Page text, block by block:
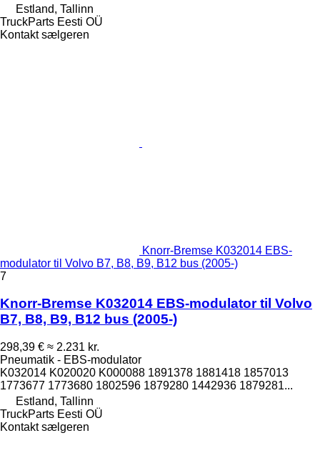
Estland, Tallinn
TruckParts Eesti OÜ
Kontakt sælgeren
Knorr-Bremse K032014 EBS-
modulator til Volvo B7, B8, B9, B12 bus (2005-)
7
Knorr-Bremse K032014 EBS-modulator til Volvo
B7, B8, B9, B12 bus (2005-)
298,39 € ≈ 2.231 kr.
Pneumatik - EBS-modulator
K032014 K020020 K000088 1891378 1881418 1857013
1773677 1773680 1802596 1879280 1442936 1879281...
Estland, Tallinn
TruckParts Eesti OÜ
Kontakt sælgeren